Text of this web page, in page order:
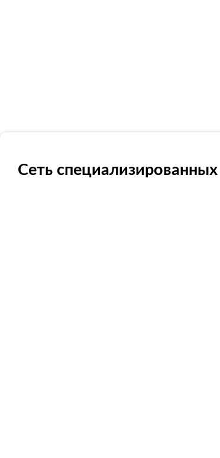
Сеть